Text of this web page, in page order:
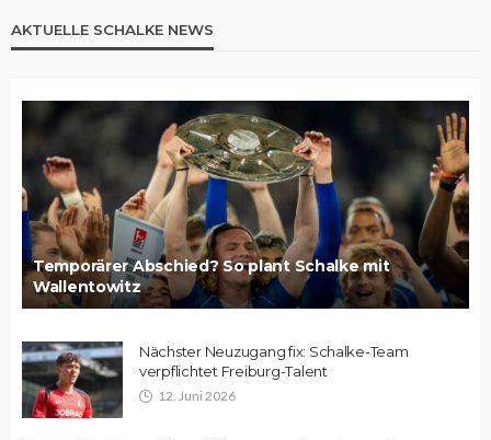
AKTUELLE SCHALKE NEWS
Temporärer Abschied? So plant Schalke mit
Wallentowitz
Nächster Neuzugang fix: Schalke-Team
verpflichtet Freiburg-Talent
12. Juni 2026